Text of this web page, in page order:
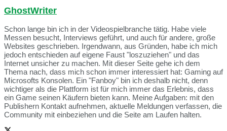
GhostWriter
Schon lange bin ich in der Videospielbranche tätig. Habe viele
Messen besucht, Interviews geführt, und auch für andere, große
Websites geschrieben. Irgendwann, aus Gründen, habe ich mich
jedoch entschieden auf eigene Faust "loszuziehen" und das
Internet unsicher zu machen. Mit dieser Seite gehe ich dem
Thema nach, dass mich schon immer interessiert hat: Gaming auf
Microsofts Konsolen. Ein "Fanboy" bin ich deshalb nicht, denn
wichtiger als die Plattform ist für mich immer das Erlebnis, dass
ein Game seinen Käufern bieten kann. Meine Aufgaben: mit den
Publishern Kontakt aufnehmen, aktuelle Meldungen verfassen, die
Community mit einbeziehen und die Seite am Laufen halten.